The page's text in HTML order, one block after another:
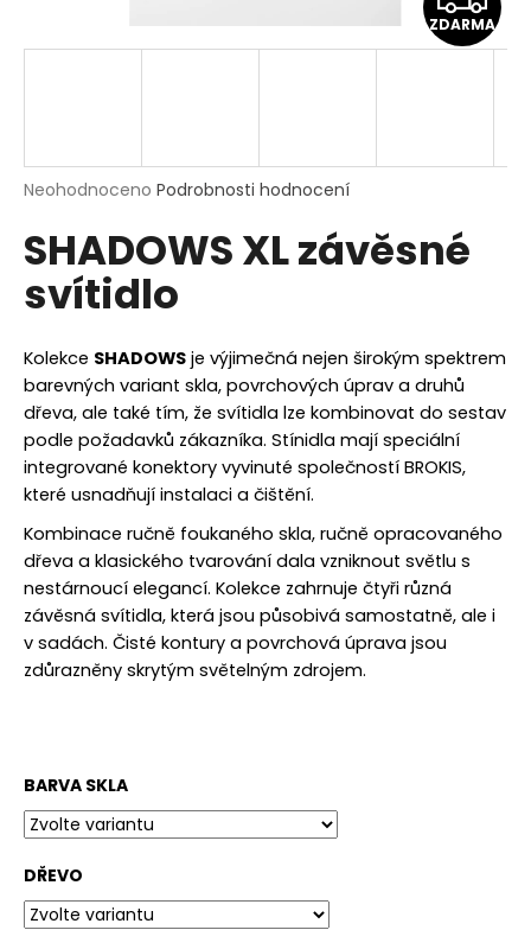
Průměrné
produktu
je
z
hvězdiček.
Neohodnoceno Podrobnosti hodnocení
SHADOWS XL závěsné
svítidlo
Kolekce SHADOWS je výjimečná nejen širokým spektrem
barevných variant skla, povrchových úprav a druhů
dřeva, ale také tím, že svítidla lze kombinovat do sestav
podle požadavků zákazníka. Stínidla mají speciální
integrované konektory vyvinuté společností BROKIS,
které usnadňují instalaci a čištění.
Kombinace ručně foukaného skla, ručně opracovaného
dřeva a klasického tvarování dala vzniknout světlu s
nestárnoucí elegancí. Kolekce zahrnuje čtyři různá
závěsná svítidla, která jsou působivá samostatně, ale i
v sadách. Čisté kontury a povrchová úprava jsou
zdůrazněny skrytým světelným zdrojem.
BARVA SKLA
DŘEVO
D
ZDARMA
j
D
o
p
o
r
u
č
u
j
e
m
e